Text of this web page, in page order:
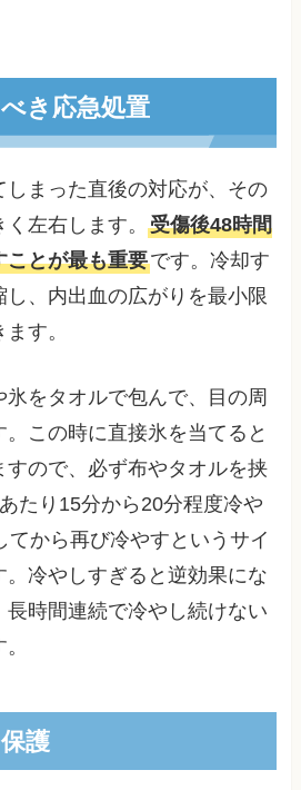
き応急処置
しまった直後の対応が、その
く左右します。受傷後48時間
ことが最も重要です。冷却す
し、内出血の広がりを最小限
す。
をタオルで包んで、目の周
。この時に直接氷を当てると
すので、必ず布やタオルを挟
たり15分から20分程度冷や
てから再び冷やすというサイ
。冷やしすぎると逆効果にな
長時間連続で冷やし続けない
護